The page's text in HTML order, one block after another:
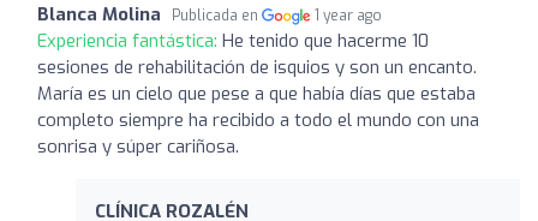
Blanca Molina Publicada en 1 year ago
Experiencia fantástica: He tenido que hacerme 10
sesiones de rehabilitación de isquios y son un encanto.
María es un cielo que pese a que había días que estaba
completo siempre ha recibido a todo el mundo con una
sonrisa y súper cariñosa.
CLÍNICA ROZALÉN